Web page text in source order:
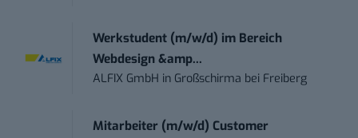
Werkstudent (m/w/d) im Bereich
Webdesign &amp...
ALFIX GmbH in Großschirma bei Freiberg
Mitarbeiter (m/w/d) Customer